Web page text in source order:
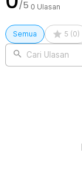
panjang maupun
Sertifikat Dealer
/5 0 Ulasan
Semua 5 (0)
Cari Ulasan